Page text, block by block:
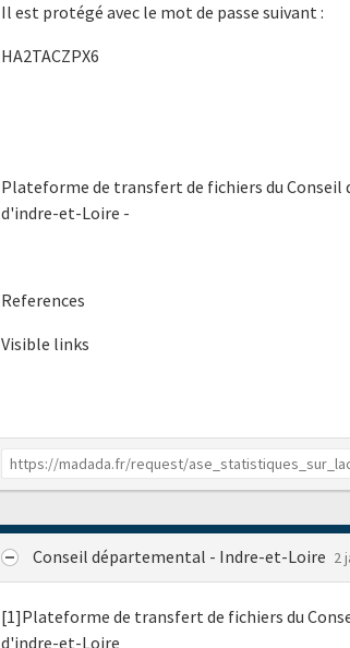
Il est protégé avec le mot de passe suivant :
HA2TACZPX6
Plateforme de transfert de fichiers du
d'indre-et-Loire -
References
Visible links
Conseil départemental - Indre-et-Loire 2
[1]Plateforme de transfert de fichiers du
d'indre-et-Loire